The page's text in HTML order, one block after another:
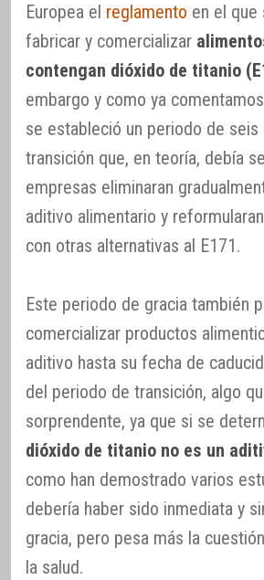
Europea el reglamento en el que
fabricar y comercializar
contengan dióxido de titanio
embargo y como ya
se estableció un periodo de seis
transición que, en teoría, debía
empresas eliminaran
aditivo alimentario y
con otras alternativas al E171.
Este periodo de gracia también
comercializar productos
aditivo hasta su fecha de
del periodo de transición, algo
sorprendente, ya que si se
dióxido de titanio no es un
como han demostrado varios
debería haber sido inmediata y
gracia, pero pesa más la
la salud.